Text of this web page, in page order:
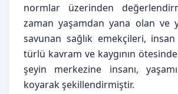
normlar üzerinden
zaman yaşamdan yana olan ve
savunan sağlık emekçileri, insan
türlü kavram ve kaygının
şeyin merkezine insanı,
koyarak şekillendirmiştir.